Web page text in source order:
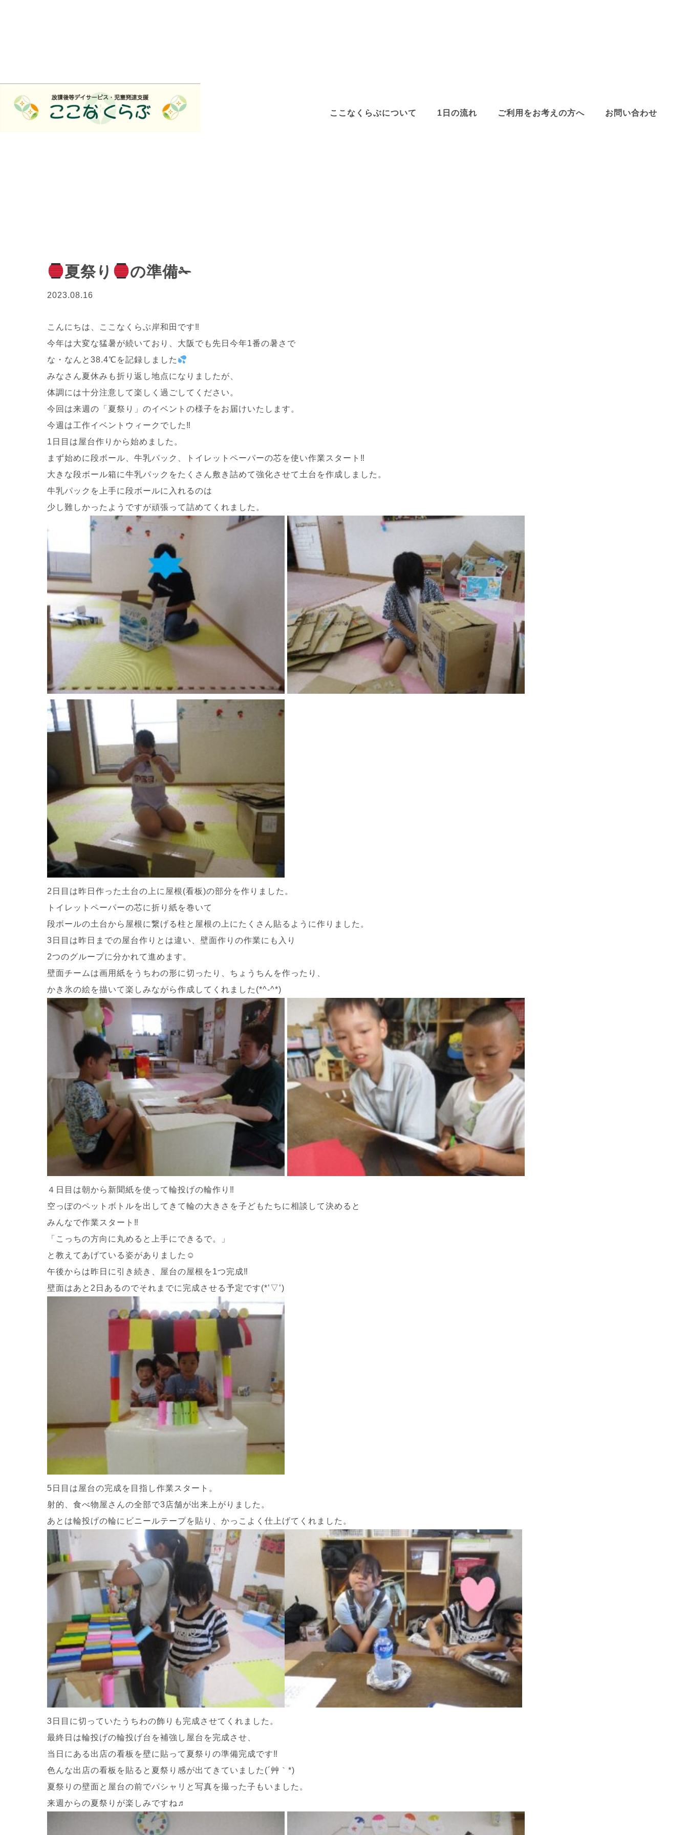
ここなくらぶについて 1日の流れ ご利用をお考えの方へ お問い合わせ
夏祭り の準備✁
2023.08.16
こんにちは、ここなくらぶ岸和田です‼
今年は大変な猛暑が続いており、大阪でも先日今年1番の暑さで
な・なんと38.4℃を記録しました
みなさん夏休みも折り返し地点になりましたが、
体調には十分注意して楽しく過ごしてください。
今回は来週の「夏祭り」のイベントの様子をお届けいたします。
今週は工作イベントウィークでした‼
1日目は屋台作りから始めました。
まず始めに段ボール、牛乳パック、トイレットペーパーの芯を使い作業スタート‼
大きな段ボール箱に牛乳パックをたくさん敷き詰めて強化させて土台を作成しました。
牛乳パックを上手に段ボールに入れるのは
少し難しかったようですが頑張って詰めてくれました。
2日目は昨日作った土台の上に屋根(看板)の部分を作りました。
トイレットペーパーの芯に折り紙を巻いて
段ボールの土台から屋根に繋げる柱と屋根の上にたくさん貼るように作りました。
3日目は昨日までの屋台作りとは違い、壁面作りの作業にも入り
2つのグループに分かれて進めます。
壁面チームは画用紙をうちわの形に切ったり、ちょうちんを作ったり、
かき氷の絵を描いて楽しみながら作成してくれました(*^-^*)
４日目は朝から新聞紙を使って輪投げの輪作り‼
空っぽのペットボトルを出してきて輪の大きさを子どもたちに相談して決めると
みんなで作業スタート‼
「こっちの方向に丸めると上手にできるで。」
と教えてあげている姿がありました☺
午後からは昨日に引き続き、屋台の屋根を1つ完成‼
壁面はあと2日あるのでそれまでに完成させる予定です(*’▽’)
5日目は屋台の完成を目指し作業スタート。
射的、食べ物屋さんの全部で3店舗が出来上がりました。
あとは輪投げの輪にビニールテープを貼り、かっこよく仕上げてくれました。
3日目に切っていたうちわの飾りも完成させてくれました。
最終日は輪投げの輪投げ台を補強し屋台を完成させ、
当日にある出店の看板を壁に貼って夏祭りの準備完成です‼
色んな出店の看板を貼ると夏祭り感が出てきていました(´艸｀*)
夏祭りの壁面と屋台の前でパシャリと写真を撮った子もいました。
来週からの夏祭りが楽しみですね♬